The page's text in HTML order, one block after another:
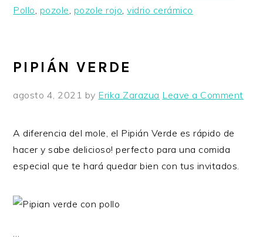
Pollo, pozole, pozole rojo,vidrio cerámico
PIPIÁN VERDE
agosto 4, 2021 by Erika Zarazua Leave a Comment
A diferencia del mole, el Pipián Verde es rápido de
hacer y sabe delicioso! perfecto para una comida
especial que te hará quedar bien con tus invitados.
…